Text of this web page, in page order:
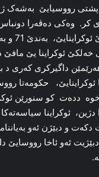
پشتی رووسیایێ بەشەک ژ
کر. وەکی دەڤەرا
ئوکراینا یێ مافێ
داگیرکری کەری
حکومەتا
یا سالا 1970رووسیا مافی ب خوە
ئوکراینا
و دبێژن ئەو
ئەو ئاخا رووسایێ